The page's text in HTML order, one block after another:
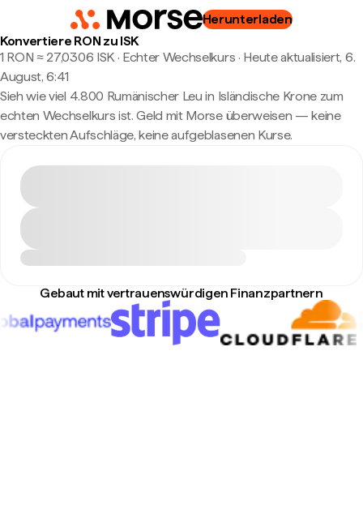
Herunterladen
Konvertiere RON zu ISK
1 RON ≈ 27,0306 ISK · Echter Wechselkurs · Heute aktualisiert, 6.
August, 6:41
Sieh wie viel 4.800 Rumänischer Leu in Isländische Krone zum
echten Wechselkurs ist. Geld mit Morse überweisen — keine
versteckten Aufschläge, keine aufgeblasenen Kurse.
Gebaut mit vertrauenswürdigen Finanzpartnern